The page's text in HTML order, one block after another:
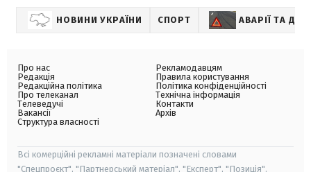
НОВИНИ УКРАЇНИ СПОРТ АВАРІЇ ТА ДТП
Про нас
Редакція
Редакційна політика
Про телеканал
Телеведучі
Вакансії
Структура власності
Рекламодавцям
Правила користування
Політика конфіденційності
Технічна інформація
Контакти
Архів
Всі комерційні рекламні матеріали позначені словами
"Спецпроєкт", "Партнерський матеріал", "Експерт", "Позиція".